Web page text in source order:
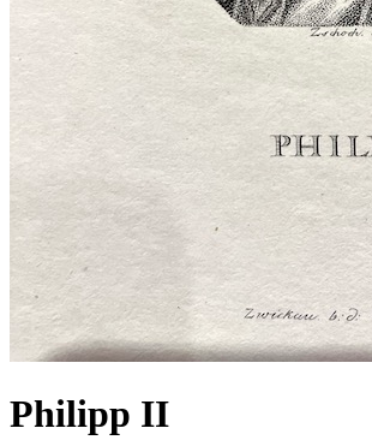
Philipp II